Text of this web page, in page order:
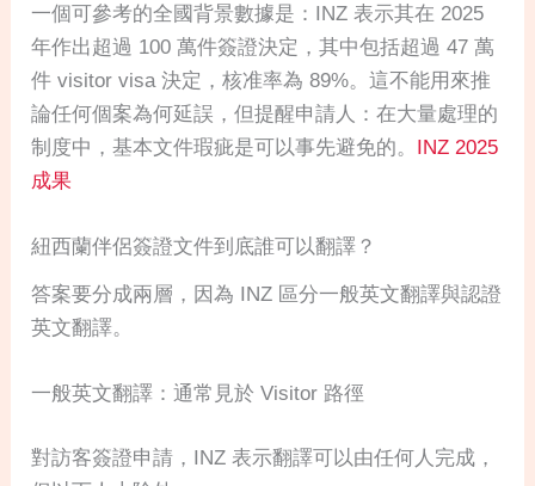
一個可參考的全國背景數據是：INZ 表示其在 2025
年作出超過 100 萬件簽證決定，其中包括超過 47 萬
件 visitor visa 決定，核准率為 89%。這不能用來推
論任何個案為何延誤，但提醒申請人：在大量處理的
制度中，基本文件瑕疵是可以事先避免的。 INZ 2025
成果
紐西蘭伴侶簽證文件到底誰可以翻譯？
答案要分成兩層，因為 INZ 區分一般英文翻譯與認證
英文翻譯。
一般英文翻譯：通常見於 Visitor 路徑
對訪客簽證申請，INZ 表示翻譯可以由任何人完成，